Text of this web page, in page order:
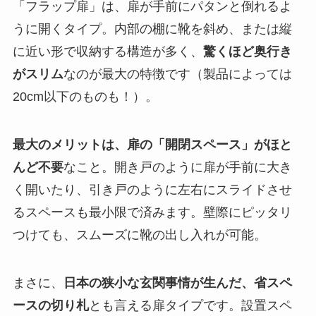
「フラップ扉」は、扉が手前にパタンと倒れるよ
うに開くタイプ。内部の棚に靴を斜め、または縦
に近い形で収納する構造が多く、 驚くほど奥行き
がスリムなのが最大の特徴です（製品によっては
20cm以下のものも！）。
最大のメリットは、扉の「開閉スペース」がほと
んど不要なこと。開き戸のように扉が手前に大き
く開いたり、引き戸のように左右にスライドさせ
るスペースも最小限で済みます。壁際にピッタリ
つけても、スムーズに靴の出し入れが可能。
まさに、
日本の狭小な玄関事情が生んだ、省スペ
ースの切り札とも言える扉タイプです。設置スペ